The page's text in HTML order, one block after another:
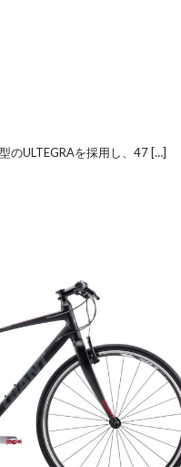
のULTEGRAを採用し、47 […]